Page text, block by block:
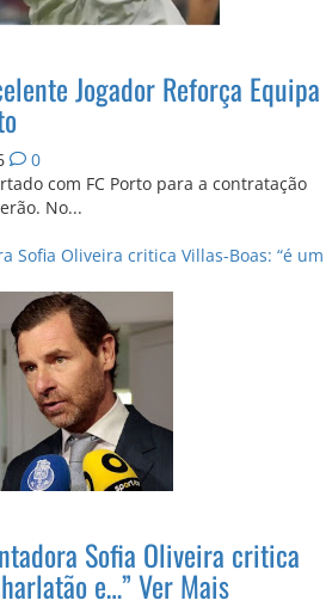
Jogador Reforça Equipa
0
com FC Porto para a contratação
No...
Sofia Oliveira critica Villas-Boas: “é um
Sofia Oliveira critica
e…” Ver Mais